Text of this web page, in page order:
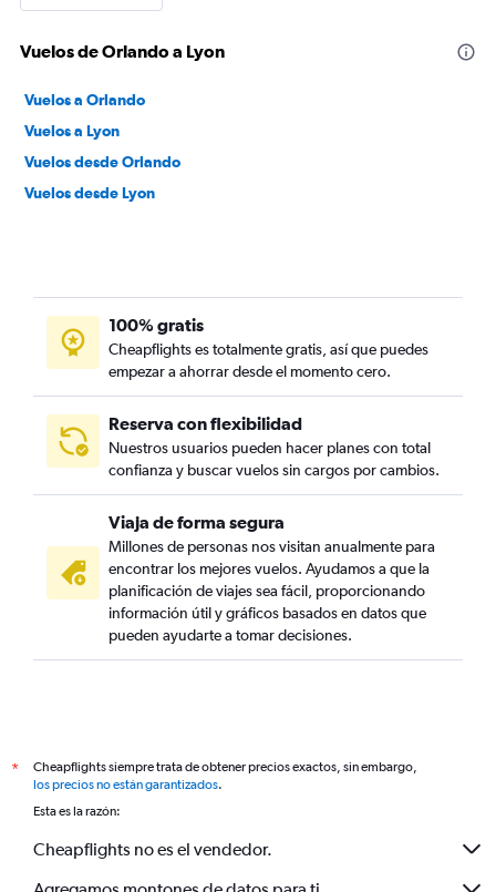
Vuelos de Orlando a Lyon
Vuelos a Orlando
Vuelos a Lyon
Vuelos desde Orlando
Vuelos desde Lyon
100% gratis
Cheapflights es totalmente gratis, así que puedes
empezar a ahorrar desde el momento cero.
Reserva con flexibilidad
Nuestros usuarios pueden hacer planes con total
confianza y buscar vuelos sin cargos por cambios.
Viaja de forma segura
Millones de personas nos visitan anualmente para
encontrar los mejores vuelos. Ayudamos a que la
planificación de viajes sea fácil, proporcionando
información útil y gráficos basados en datos que
pueden ayudarte a tomar decisiones.
*
Cheapflights siempre trata de obtener precios exactos, sin embargo,
los precios no están garantizados.
Esta es la razón:
Cheapflights no es el vendedor.